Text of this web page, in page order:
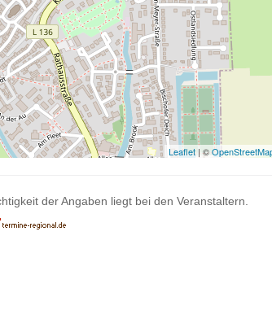
Leaflet | ©
der Angaben liegt bei den Veranstaltern.